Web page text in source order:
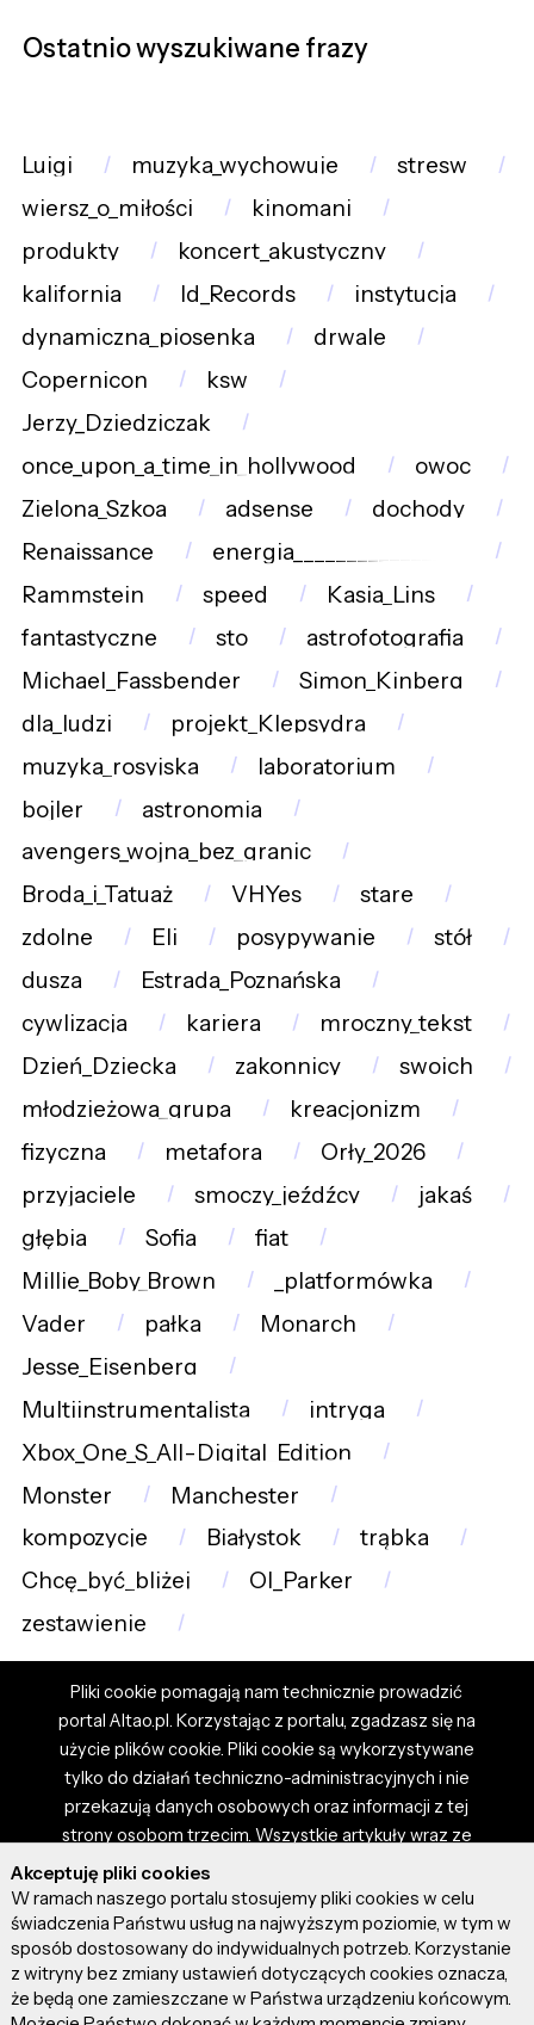
Ostatnio wyszukiwane frazy
Luigi muzyka_wychowuje
stresw
wiersz_o_miłości
kinomani
produkty
koncert_akustyczny
kalifornia
Id_Records
instytucja
dynamiczna_piosenka
drwale
Copernicon
ksw
Jerzy_Dziedziczak
once_upon_a_time_in_hollywood
owoc
Zielona_Szkoa
adsense
dochody
Renaissance
energia________________
Rammstein
speed
Kasia_Lins
fantastyczne
sto
astrofotografia
Michael_Fassbender
Simon_Kinberg
dla_ludzi
projekt_Klepsydra
muzyka_rosyjska
laboratorium
bojler
astronomia
avengers_wojna_bez_granic
Broda_i_Tatuaż
VHYes
stare
zdolne
Eli posypywanie
stół
dusza
Estrada_Poznańska
cywlizacja
kariera
mroczny_tekst
Dzień_Dziecka
zakonnicy
swoich
młodzieżowa_grupa
kreacjonizm
fizyczna
metafora
Orły_2026
przyjaciele
smoczy_jeźdźcy
jakaś
głębia
Sofia
fiat
Millie_Boby_Brown
_platformówka
Vader
pałka
Monarch
Jesse_Eisenberg
Multiinstrumentalista
intryga
Xbox_One_S_All-Digital_Edition
Monster
Manchester
kompozycje
Białystok
trąbka
Chcę_być_bliżej
Ol_Parker
zestawienie
Pliki cookie pomagają nam technicznie prowadzić
portal Altao.pl. Korzystając z portalu, zgadzasz się na
użycie plików cookie. Pliki cookie są wykorzystywane
tylko do działań techniczno-administracyjnych i nie
przekazują danych osobowych oraz informacji z tej
strony osobom trzecim. Wszystkie artykuły wraz ze
zdjęciami i materiałami dostępnymi na portalu są
własnością użytkowników. Administrator i właściciel
portalu nie ponosi odpowiedzialności za tresci
prezentowane przez autorów artykułów. Dodając
artykuł, zgadzasz się z regulaminem portalu oraz
ponosisz odpowiedzialność za wszystkie materiały
Akceptuję pliki cookies
W ramach naszego portalu stosujemy pliki cookies w celu
świadczenia Państwu usług na najwyższym poziomie, w tym w
sposób dostosowany do indywidualnych potrzeb. Korzystanie
z witryny bez zmiany ustawień dotyczących cookies oznacza,
że będą one zamieszczane w Państwa urządzeniu końcowym.